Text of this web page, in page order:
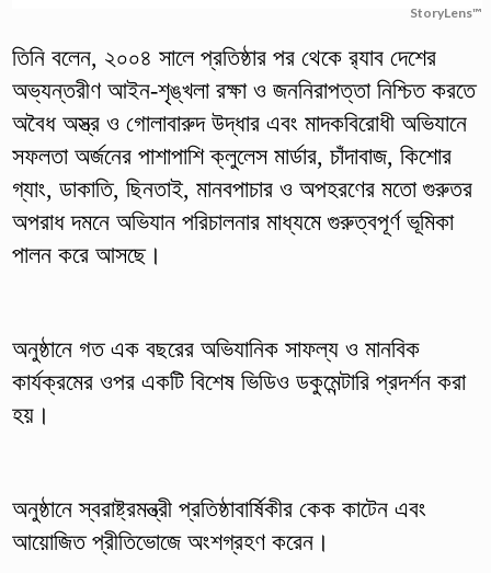
StoryLens™
তিনি বলেন, ২০০৪ সালে প্রতিষ্ঠার পর থেকে র‌্যাব দেশের
অভ্যন্তরীণ আইন-শৃঙ্খলা রক্ষা ও জননিরাপত্তা নিশ্চিত করতে
অবৈধ অস্ত্র ও গোলাবারুদ উদ্ধার এবং মাদকবিরোধী অভিযানে
সফলতা অর্জনের পাশাপাশি ক্লুলেস মার্ডার, চাঁদাবাজ, কিশোর
গ্যাং, ডাকাতি, ছিনতাই, মানবপাচার ও অপহরণের মতো গুরুতর
অপরাধ দমনে অভিযান পরিচালনার মাধ্যমে গুরুত্বপূর্ণ ভূমিকা
পালন করে আসছে।
অনুষ্ঠানে গত এক বছরের অভিযানিক সাফল্য ও মানবিক
কার্যক্রমের ওপর একটি বিশেষ ভিডিও ডকুমেন্টারি প্রদর্শন করা
হয়।
অনুষ্ঠানে স্বরাষ্ট্রমন্ত্রী প্রতিষ্ঠাবার্ষিকীর কেক কাটেন এবং
আয়োজিত প্রীতিভোজে অংশগ্রহণ করেন।